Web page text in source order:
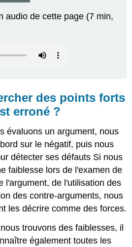
audio de cette page (7 min,
des points forts
erroné ?
évaluons un argument, nous
sur le négatif, puis nous
détecter ses défauts Si nous
faiblesse lors de l'examen de
l'argument, de l'utilisation des
des contre-arguments, nous
les décrire comme des forces.
trouvons des faiblesses, il
également toutes les